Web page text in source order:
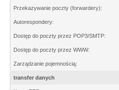
Przekazywanie poczty (forwardery):
Autorespondery:
Dostęp do poczty przez POP3/SMTP:
Dostęp do poczty przez WWW:
Zarządzanie pojemnością:
transfer danych